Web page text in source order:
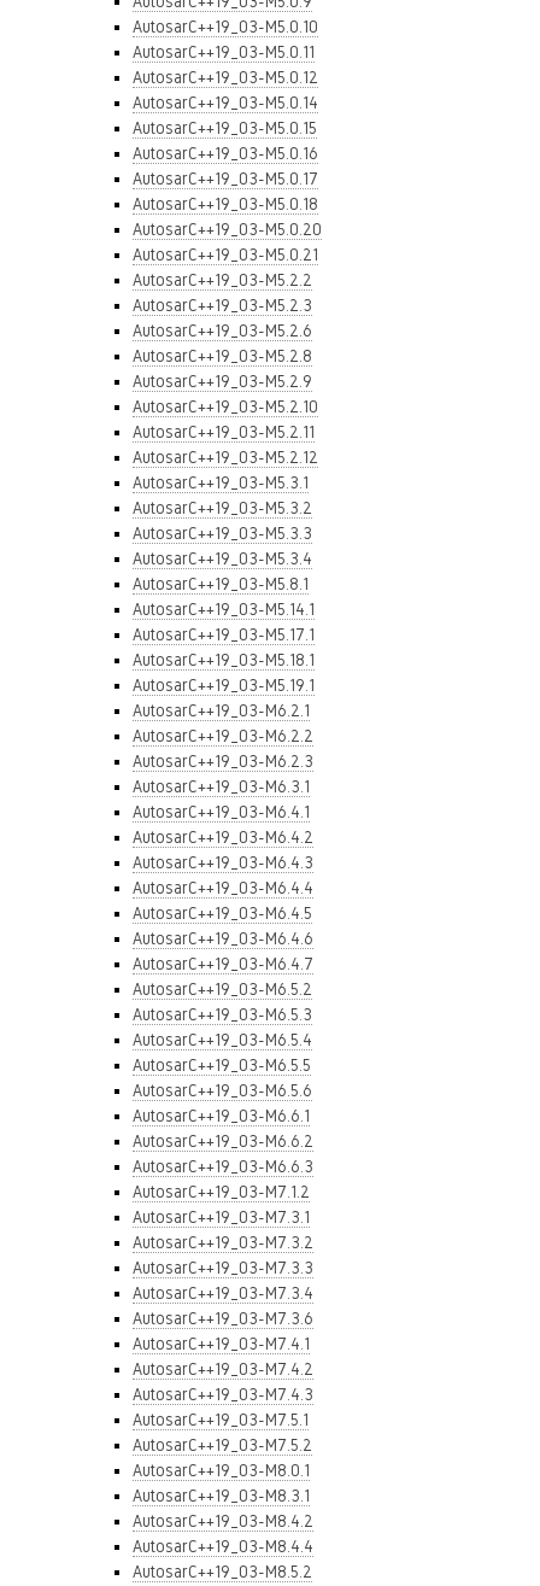
AutosarC++19_03-M5.0.10
AutosarC++19_03-M5.0.11
AutosarC++19_03-M5.0.12
AutosarC++19_03-M5.0.14
AutosarC++19_03-M5.0.15
AutosarC++19_03-M5.0.16
AutosarC++19_03-M5.0.17
AutosarC++19_03-M5.0.18
AutosarC++19_03-M5.0.20
AutosarC++19_03-M5.0.21
AutosarC++19_03-M5.2.2
AutosarC++19_03-M5.2.3
AutosarC++19_03-M5.2.6
AutosarC++19_03-M5.2.8
AutosarC++19_03-M5.2.9
AutosarC++19_03-M5.2.10
AutosarC++19_03-M5.2.11
AutosarC++19_03-M5.2.12
AutosarC++19_03-M5.3.1
AutosarC++19_03-M5.3.2
AutosarC++19_03-M5.3.3
AutosarC++19_03-M5.3.4
AutosarC++19_03-M5.8.1
AutosarC++19_03-M5.14.1
AutosarC++19_03-M5.17.1
AutosarC++19_03-M5.18.1
AutosarC++19_03-M5.19.1
AutosarC++19_03-M6.2.1
AutosarC++19_03-M6.2.2
AutosarC++19_03-M6.2.3
AutosarC++19_03-M6.3.1
AutosarC++19_03-M6.4.1
AutosarC++19_03-M6.4.2
AutosarC++19_03-M6.4.3
AutosarC++19_03-M6.4.4
AutosarC++19_03-M6.4.5
AutosarC++19_03-M6.4.6
AutosarC++19_03-M6.4.7
AutosarC++19_03-M6.5.2
AutosarC++19_03-M6.5.3
AutosarC++19_03-M6.5.4
AutosarC++19_03-M6.5.5
AutosarC++19_03-M6.5.6
AutosarC++19_03-M6.6.1
AutosarC++19_03-M6.6.2
AutosarC++19_03-M6.6.3
AutosarC++19_03-M7.1.2
AutosarC++19_03-M7.3.1
AutosarC++19_03-M7.3.2
AutosarC++19_03-M7.3.3
AutosarC++19_03-M7.3.4
AutosarC++19_03-M7.3.6
AutosarC++19_03-M7.4.1
AutosarC++19_03-M7.4.2
AutosarC++19_03-M7.4.3
AutosarC++19_03-M7.5.1
AutosarC++19_03-M7.5.2
AutosarC++19_03-M8.0.1
AutosarC++19_03-M8.3.1
AutosarC++19_03-M8.4.2
AutosarC++19_03-M8.4.4
AutosarC++19_03-M8.5.2